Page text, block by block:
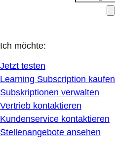
Ich möchte:
Jetzt testen
Learning Subscription kaufen
Subskriptionen verwalten
Vertrieb kontaktieren
Kundenservice kontaktieren
Stellenangebote ansehen